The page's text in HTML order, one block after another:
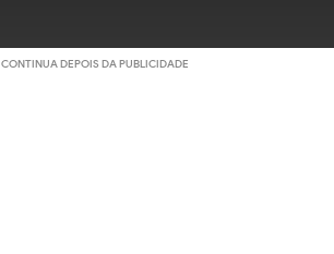
CONTINUA DEPOIS DA PUBLICIDADE